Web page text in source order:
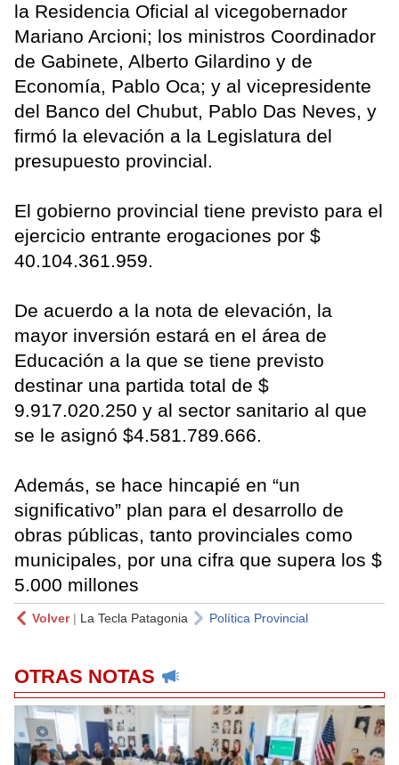
la Residencia Oficial al vicegobernador
Mariano Arcioni; los ministros Coordinador
de Gabinete, Alberto Gilardino y de
Economía, Pablo Oca; y al vicepresidente
del Banco del Chubut, Pablo Das Neves, y
firmó la elevación a la Legislatura del
presupuesto provincial.
El gobierno provincial tiene previsto para el
ejercicio entrante erogaciones por $
40.104.361.959.
De acuerdo a la nota de elevación, la
mayor inversión estará en el área de
Educación a la que se tiene previsto
destinar una partida total de $
9.917.020.250 y al sector sanitario al que
se le asignó $4.581.789.666.
Además, se hace hincapié en “un
significativo” plan para el desarrollo de
obras públicas, tanto provinciales como
municipales, por una cifra que supera los $
5.000 millones
Volver| La Tecla Patagonia Política Provincial
OTRAS NOTAS